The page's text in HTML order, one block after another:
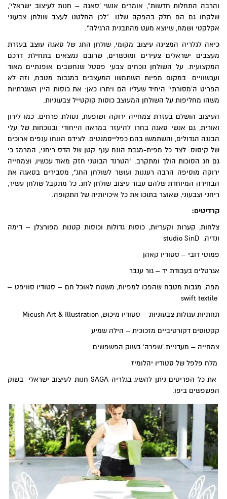
והרבה התחלות חדשות", אומרים אנשי 'סאגה – חנות לעיצוב ישראלי',
שלקחו גם הם חלק בהפקה שלנו. "לכן החלטנו לעצב שולחן צבעוני
אקלקטי ושמח, שיוצא מעט מהתבנית הרגילה".
כיאה לגלריה המציגה עיצוב מקומי, שולחן החג של סאגה עוצב בעזרת
מעצבים ישראלים צעירים ומוכשרים, שרובם נמצאים בתחילת דרכם
המקצועית. על השולחן נוכחים צבעי פסטל שנחשבים אופנתיים מאוד
ועכשוויים. במקום מפיות השתמשו המעצבים במגבות מטבח, וזה לא
הפריט ה'מסורתי' היחיד שעליו הם ויתרו כאן: את כוסות היין השגרתיות
משהו מחליפות על השולחן המעוצב כוסות קוקטייל צבעוניות.
העיצוב הושלם בעזרת צמחייה ירוקה ושופעת, נטולת פרחים: כמו לירון
ואורית, גם אנשי סאגה בחרו להיעזר במראה הייחודי ובנוכחות של עלי
הבננה הגדולים, והשתמשו בהם כפלייסמנטים. לצידם הונחו ענפים ארוכים
של קיסוס. לצד כל מפית-מגבת הונח ענף קטן של הדס ריחני, המרמז כי
גם חג הסוכות הולך ומתקרב. "הטרנד הבוטני חזק מאוד עכשיו, וצמחייה
ירוקה מוסיפה הרבה רעננות ועושר לשולחן החג", מסבירים בסאגה את
הבחירה המיוחדת שלהם עבור עיצוב שולחן לחג. כל מתקבל שולחן עשיר,
ריחני וצבעוני, שאוצר בתוכו את כל איכויותיה של התקופה.
קרדיטים:
צלחות, קערות וקעריות, כוסות גדולות וכוסות קטנות מפורצלן – דימה
ונדיה, studio SinD
פמוטי דובי – סטודיו קאהן
אגרטלים בעבודת יד – גור ענבר
מפה, מגבות מטבח שהפכו למפיות, משטח לאוכל חם – סטודיו סוויפט –
תחתיות עגולות צבעוניות – סטודיו מיכוש, Micush Art & Illustration
קקטוסים דקורטיביים מזכוכית – הילה שמיע
צמחייה – מעדניית 'שפרה' בשוק הפשפשים
מלח פלפל של סטודיו יהלומיז
את כל הפריטים ניתן להשיג בגלריה SAGA חנות לעיצוב ישראלי
בשוק
הפשפשים ביפו.